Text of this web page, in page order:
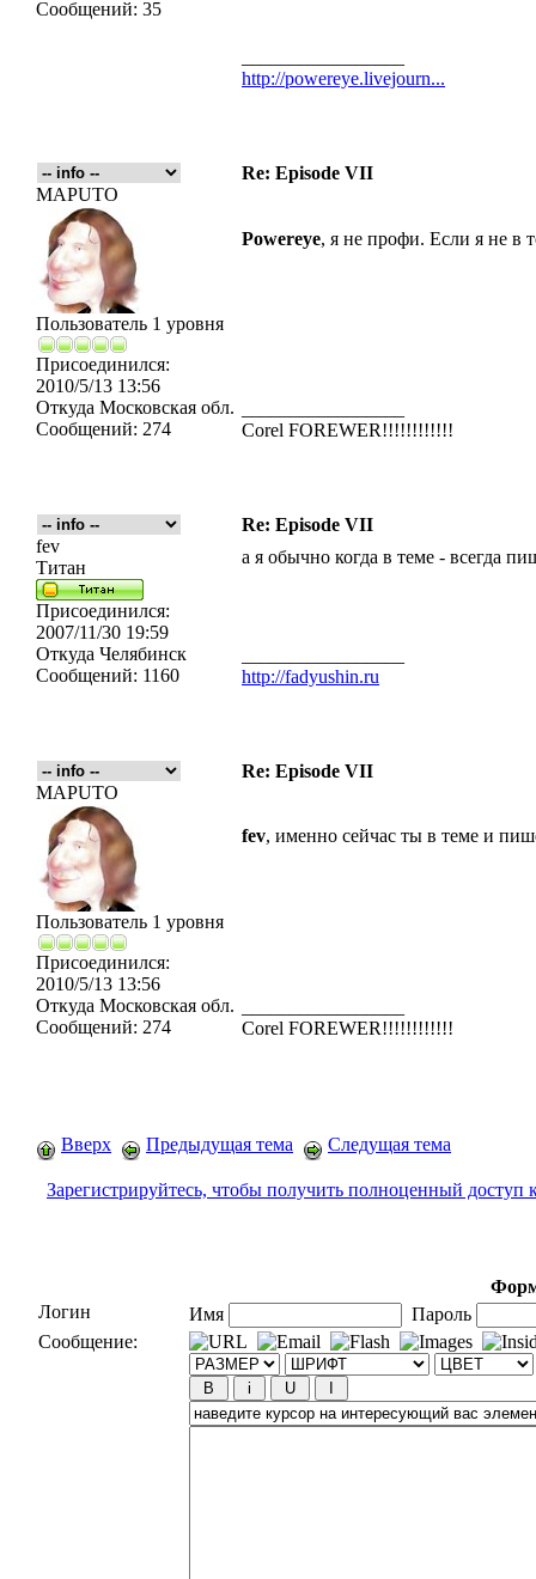
Сообщений: 35
http://powereye.livejourn...
Re: Episode VII
MAPUTO
Пользователь 1 уровня
Присоединился:
2010/5/13 13:56
Откуда Московская обл.
Сообщений: 274
Powereye, я не профи. Если я не в
Corel FOREWER!!!!!!!!!!!!
Re: Episode VII
fev
Титан
Присоединился:
2007/11/30 19:59
Откуда Челябинск
Сообщений: 1160
а я обычно когда в теме - всегда
http://fadyushin.ru
Re: Episode VII
MAPUTO
Пользователь 1 уровня
Присоединился:
2010/5/13 13:56
Откуда Московская обл.
Сообщений: 274
fev, именно сейчас ты в теме и
Corel FOREWER!!!!!!!!!!!!
Вверх Предыдущая тема Следущая тема
Зарегистрируйтесь, чтобы получить полноценный доступ
Логин
Имя
Пароль
Сообщение: